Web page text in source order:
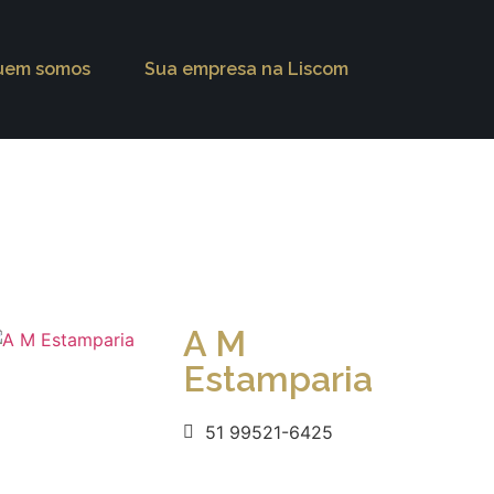
somos Sua empresa na Liscom
A M
Estamparia
51 99521-6425